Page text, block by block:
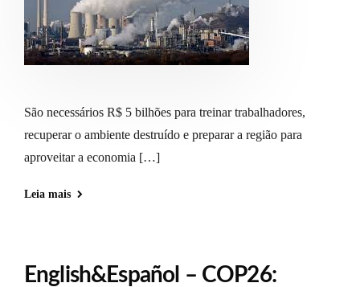
São necessários R$ 5 bilhões para treinar trabalhadores,
recuperar o ambiente destruído e preparar a região para
aproveitar a economia […]
Leia mais
English&Español – COP26: